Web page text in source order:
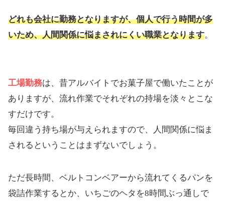
どれも会社に勤務となりますが、個人で行う時間が多
いため、人間関係に悩まされにくい職業となります。
工場勤務は、昔アルバイトでお菓子屋で働いたことが
ありますが、流れ作業でそれぞれの持場を淡々とこな
すだけです。
毎回違う持ち場が与えられますので、人間関係に悩ま
されるということはまずないでしょう。
ただ長時間、ベルトコンベアーから流れてくるパンを
袋詰作業するとか、いちごのヘタを8時間ぶっ通しで